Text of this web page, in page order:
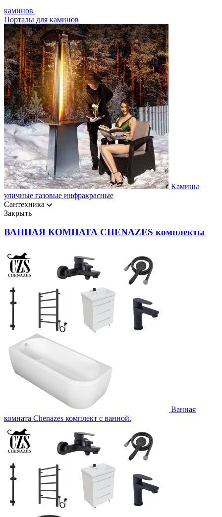
каминов
Порталы для каминов
Камины
уличные газовые инфракрасные
Сантехника
Закрыть
ВАННАЯ КОМНАТА CHENAZES комплекты
Ванная
комната Chenazes комплект с ванной.